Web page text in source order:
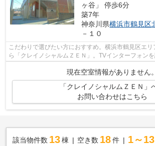
ヶ谷」 停歩6分
築7年
神奈川県横浜市鶴見区
－１０
こだわりで選びたい方におすすめ。横浜市鶴見区エ
ら「クレイノシャルムＺＥＮ」。TVインターフォンを
に配慮した物件です。室内設備は洗面...
現在空室情報がありません。
「クレイノシャルムＺＥＮ」
お問い合わせはこちら
該当物件数 13棟 空き数 18 件 1～13